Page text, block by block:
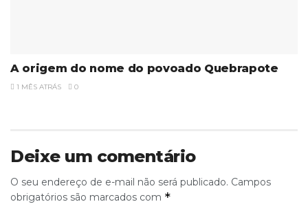
A origem do nome do povoado Quebrapote
1 MÊS ATRÁS 0
Deixe um comentário
O seu endereço de e-mail não será publicado. Campos
obrigatórios são marcados com *